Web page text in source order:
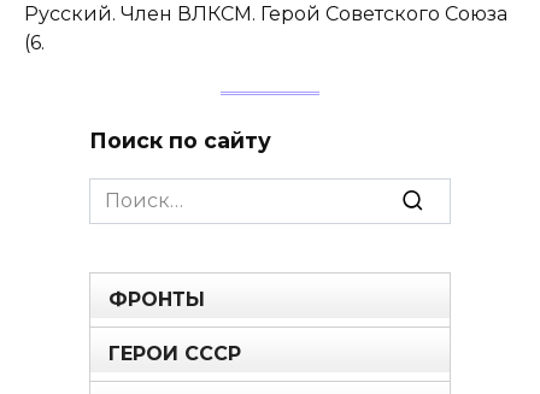
Русский. Член ВЛКСМ. Герой Советского Союза
(6.
Поиск по сайту
Search
for:
ФРОНТЫ
ГЕРОИ СССР